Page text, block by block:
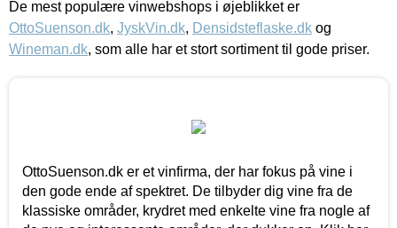
De mest populære vinwebshops i øjeblikket er
OttoSuenson.dk, JyskVin.dk, Densidsteflaske.dk og
Wineman.dk, som alle har et stort sortiment til gode priser.
OttoSuenson.dk er et vinfirma, der har fokus på vine i
den gode ende af spektret. De tilbyder dig vine fra de
klassiske områder, krydret med enkelte vine fra nogle af